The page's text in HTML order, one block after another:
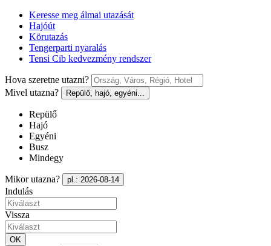
Keresse meg álmai utazását
Hajóút
Körutazás
Tengerparti nyaralás
Tensi Cib kedvezmény rendszer
Hova szeretne utazni?
Mivel utazna?
Repülő, hajó, egyéni...
Repülő
Hajó
Egyéni
Busz
Mindegy
Mikor utazna? pl.: 2026-08-14
Indulás
Vissza
OK